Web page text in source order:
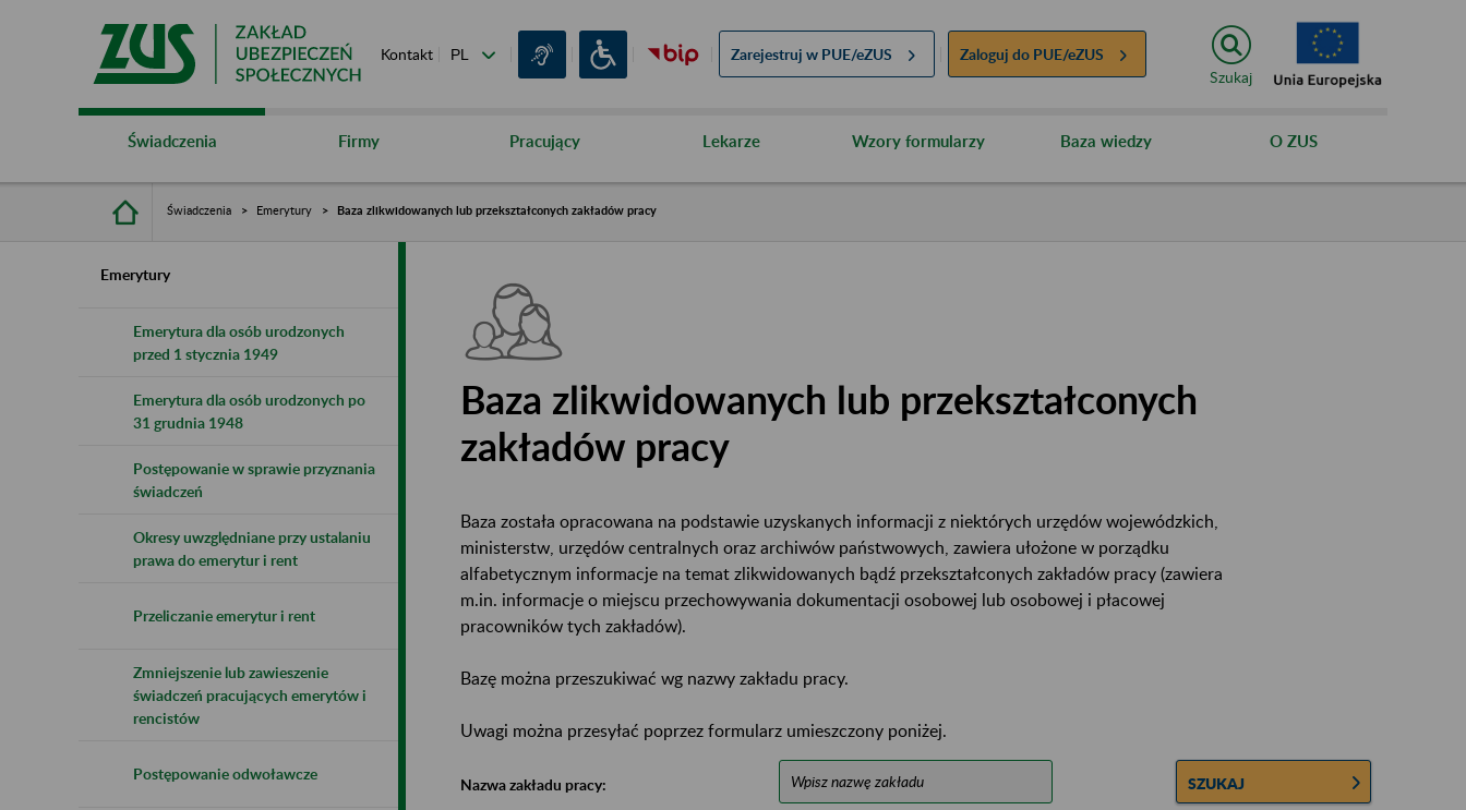
Kontakt Zarejestruj w PUE/eZUS Zaloguj do PUE/eZUS
Szukaj
Świadczenia Firmy Pracujący Lekarze Wzory formularzy Baza wiedzy O ZUS
Świadczenia Emerytury Baza zlikwidowanych lub przekształconych zakładów pracy
Emerytury
Emerytura dla osób urodzonych
przed 1 stycznia 1949
Emerytura dla osób urodzonych po
31 grudnia 1948
Postępowanie w sprawie przyznania
świadczeń
Okresy uwzględniane przy ustalaniu
prawa do emerytur i rent
Przeliczanie emerytur i rent
Zmniejszenie lub zawieszenie
świadczeń pracujących emerytów i
rencistów
Postępowanie odwoławcze
Baza zlikwidowanych lub przekształconych
zakładów pracy
Baza została opracowana na podstawie uzyskanych informacji z niektórych urzędów wojewódzkich,
ministerstw, urzędów centralnych oraz archiwów państwowych, zawiera ułożone w porządku
alfabetycznym informacje na temat zlikwidowanych bądź przekształconych zakładów pracy (zawiera
m.in. informacje o miejscu przechowywania dokumentacji osobowej lub osobowej i płacowej
pracowników tych zakładów).
Bazę można przeszukiwać wg nazwy zakładu pracy.
Uwagi można przesyłać poprzez formularz umieszczony poniżej.
Nazwa zakładu pracy: SZUKAJ